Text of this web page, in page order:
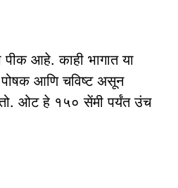
पीक आहे. काही भागात या
पोषक आणि चविष्ट असून
ओट हे १५० सेंमी पर्यंत उंच